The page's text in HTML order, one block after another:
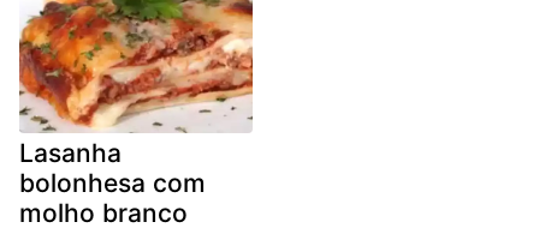
Lasanha
bolonhesa com
molho branco